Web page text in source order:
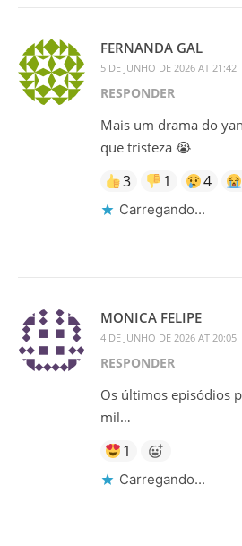
FERNANDA GAL
5 DE JUNHO DE 2026 AT 21:42
RESPONDER
Mais um drama do
que tristeza 😭
3 1 4
Carregando...
MONICA FELIPE
4 DE JUNHO DE 2026 AT 20:05
RESPONDER
Os últimos episódios
mil…
1
Carregando...